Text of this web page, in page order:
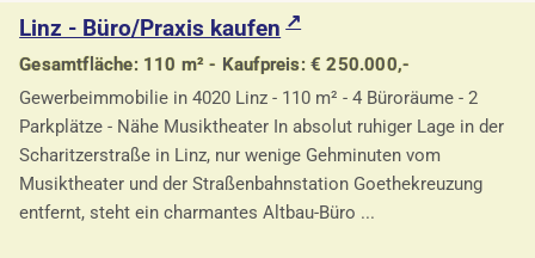
Linz - Büro/Praxis kaufen
Gesamtfläche: 110 m² - Kaufpreis: € 250.000,-
Gewerbeimmobilie in 4020 Linz - 110 m² - 4 Büroräume - 2
Parkplätze - Nähe Musiktheater In absolut ruhiger Lage in der
Scharitzerstraße in Linz, nur wenige Gehminuten vom
Musiktheater und der Straßenbahnstation Goethekreuzung
entfernt, steht ein charmantes Altbau-Büro ...